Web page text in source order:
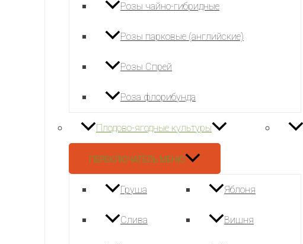
Розы чайно-гибридные
Розы парковые (английские)
Розы Спрей
Роза флорибунда
Плодово-ягодные культуры
ПЕРЕКЛЮЧАТЕЛЬ МЕНЮ
Груша Яблоня
Слива Вишня